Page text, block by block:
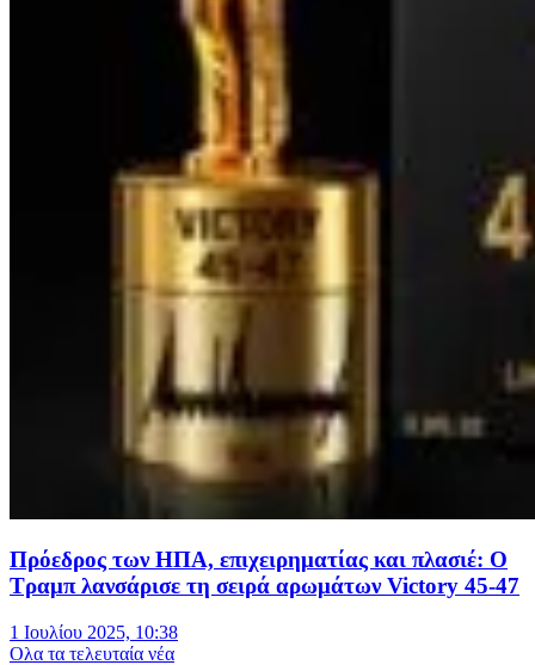
Πρόεδρος των ΗΠΑ, επιχειρηματίας και πλασιέ: Ο
Τραμπ λανσάρισε τη σειρά αρωμάτων Victory 45-47
1 Ιουλίου 2025, 10:38
Oλα τα τελευταία νέα